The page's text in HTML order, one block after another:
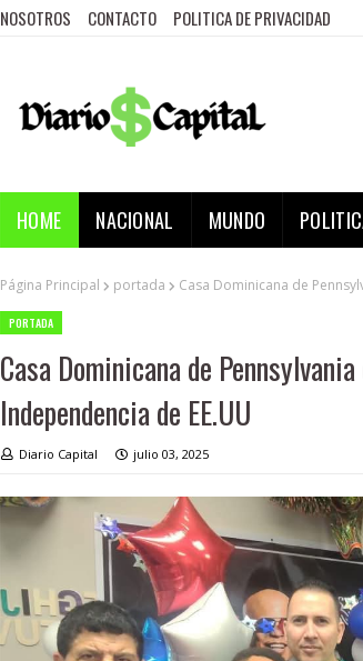
NOSOTROS CONTACTO POLITICA DE PRIVACIDAD
HOME NACIONAL MUNDO
Página Principal portada Casa Dominicana de
PORTADA
Casa Dominicana de
Independencia de EE.UU
Diario Capital julio 03, 2025